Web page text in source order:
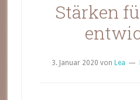
Stärken
3. Januar 2020 von Lea